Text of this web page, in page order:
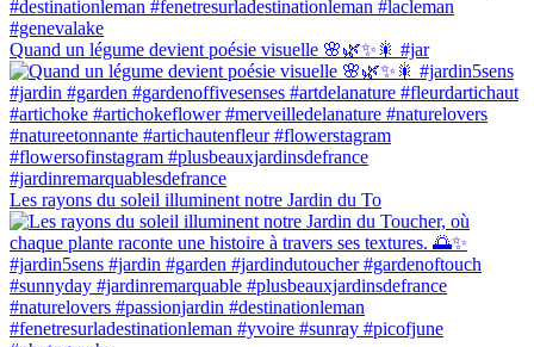
Quand un légume devient poésie visuelle 🌸🌿✨🎇 #jar
Les rayons du soleil illuminent notre Jardin du To